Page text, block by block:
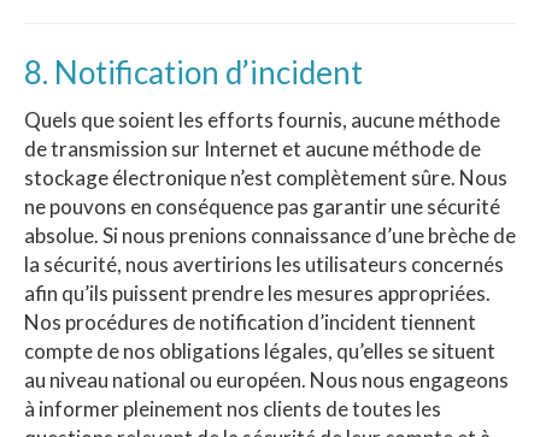
8. Notification d’incident
Quels que soient les efforts fournis, aucune méthode
de transmission sur Internet et aucune méthode de
stockage électronique n’est complètement sûre. Nous
ne pouvons en conséquence pas garantir une sécurité
absolue. Si nous prenions connaissance d’une brèche de
la sécurité, nous avertirions les utilisateurs concernés
afin qu’ils puissent prendre les mesures appropriées.
Nos procédures de notification d’incident tiennent
compte de nos obligations légales, qu’elles se situent
au niveau national ou européen. Nous nous engageons
à informer pleinement nos clients de toutes les